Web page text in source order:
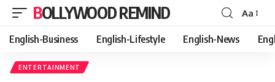
BOLLYWOOD REMIND
Font
Resizer
Aa
English-Business English-Lifestyle English-News
ENTERTAINMENT